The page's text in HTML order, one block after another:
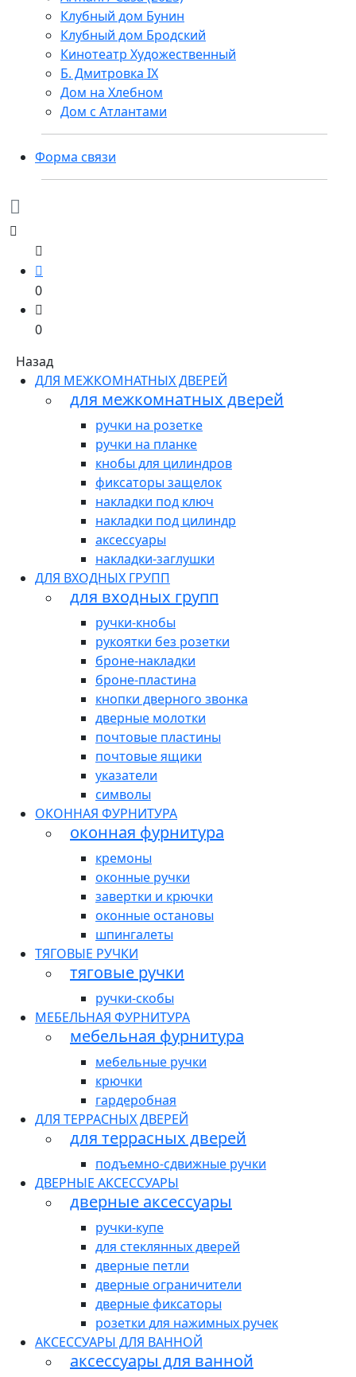
Клубный дом Бунин
Клубный дом Бродский
Кинотеатр Художественный
Б. Дмитровка IX
Дом на Хлебном
Дом с Атлантами
Форма связи
0
0
Назад
ДЛЯ МЕЖКОМНАТНЫХ ДВЕРЕЙ
для межкомнатных дверей
ручки на розетке
ручки на планке
кнобы для цилиндров
фиксаторы защелок
накладки под ключ
накладки под цилиндр
аксессуары
накладки-заглушки
ДЛЯ ВХОДНЫХ ГРУПП
для входных групп
ручки-кнобы
рукоятки без розетки
броне-накладки
броне-пластина
кнопки дверного звонка
дверные молотки
почтовые пластины
почтовые ящики
указатели
символы
ОКОННАЯ ФУРНИТУРА
оконная фурнитура
кремоны
оконные ручки
завертки и крючки
оконные остановы
шпингалеты
ТЯГОВЫЕ РУЧКИ
тяговые ручки
ручки-скобы
МЕБЕЛЬНАЯ ФУРНИТУРА
мебельная фурнитура
мебельные ручки
крючки
гардеробная
ДЛЯ ТЕРРАСНЫХ ДВЕРЕЙ
для террасных дверей
подъемно-сдвижные ручки
ДВЕРНЫЕ АКСЕССУАРЫ
дверные аксессуары
ручки-купе
для стеклянных дверей
дверные петли
дверные ограничители
дверные фиксаторы
розетки для нажимных ручек
АКСЕССУАРЫ ДЛЯ ВАННОЙ
аксессуары для ванной